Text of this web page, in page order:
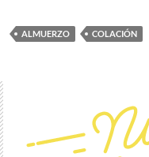
ALMUERZO COLACIÓN